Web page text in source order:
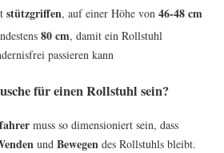
stützgriffen, auf einer Höhe von 46-48 cm
80 cm, damit ein Rollstuhl
passieren kann
für einen Rollstuhl sein?
muss so dimensioniert sein, dass
und Bewegen des Rollstuhls bleibt.